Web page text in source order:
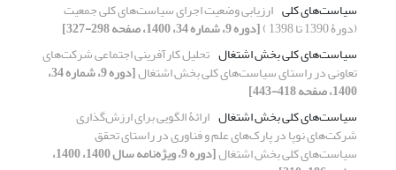
سیاست‌های کلی ارزیابی وضعیت اجرای سیاست‌های کلی جمعیت
(دورۀ 1390 تا 1398 )
[دوره 9، شماره 34، 1400، صفحه 298-327]
سیاست‌های کلی بخش اشتغال تحلیل کارآفرینی اجتماعی شرکت‌های
تعاونی در راستای سیاست‌های کلی بخش اشتغال [دوره 9، شماره 34،
1400، صفحه 418-443]
سیاست‌های کلی بخش اشتغال ارائۀ الگویی برای ارزش‌گذاری
شرکت‌های نوپا در پارک‌های علم و فناوری در راستای تحقق
سیاست‌های کلی بخش اشتغال [دوره 9، ویژه‌نامه سال 1400، 1400،